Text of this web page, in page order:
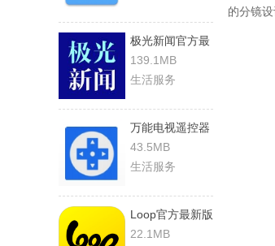
极光新闻官方最
新版
139.1MB
生活服务
万能电视遥控器
王官方版
43.5MB
生活服务
Loop官方最新版
22.1MB
的分镜